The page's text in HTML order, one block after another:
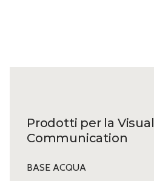
Prodotti per la Visual
Communication
BASE ACQUA